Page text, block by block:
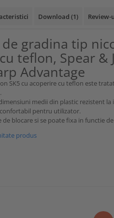
Download (1) Review-
de gradina tip
teflon, Spear &
Advantage
SK5 cu acoperire cu teflon este
medii din plastic rezistent
pentru utilizator.
de blocare si se poate fixa in functie
produs